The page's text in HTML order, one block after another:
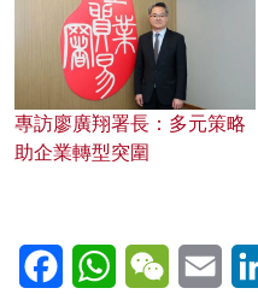
專訪廖廣翔署長：多元策略
助企業轉型突圍
FacebookWhatsAppWeChatEmail